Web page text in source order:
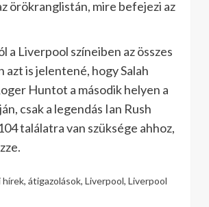
örökranglistán, mire befejezi az
a Liverpool színeiben az összes
azt is jelentené, hogy Salah
Huntot a második helyen a
csak a legendás Ian Rush
találatra van szüksége ahhoz,
hírek, átigazolások, Liverpool, Liverpool